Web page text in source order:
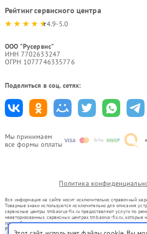
Мы принимаем
все формы оплаты
Рейтинг сервисного центра
4.9-5.0
ООО "Русервис"
ИНН 7702633247
ОГРН 1077746335776
Поделиться в соц. сетях:
Политика
Вся информация на сайте носит исключительно справочный
Товарные знаки используются исключительно для описания
сервисные центры tmb.aorus-fix.ru предоставляют услуги по
неавторизованных сервисных центрах tmb.aorus-fix.ru, которые
правообладателями товарных знаков или их официальными
Ремонт осуществляется для устройств, уже введенных в